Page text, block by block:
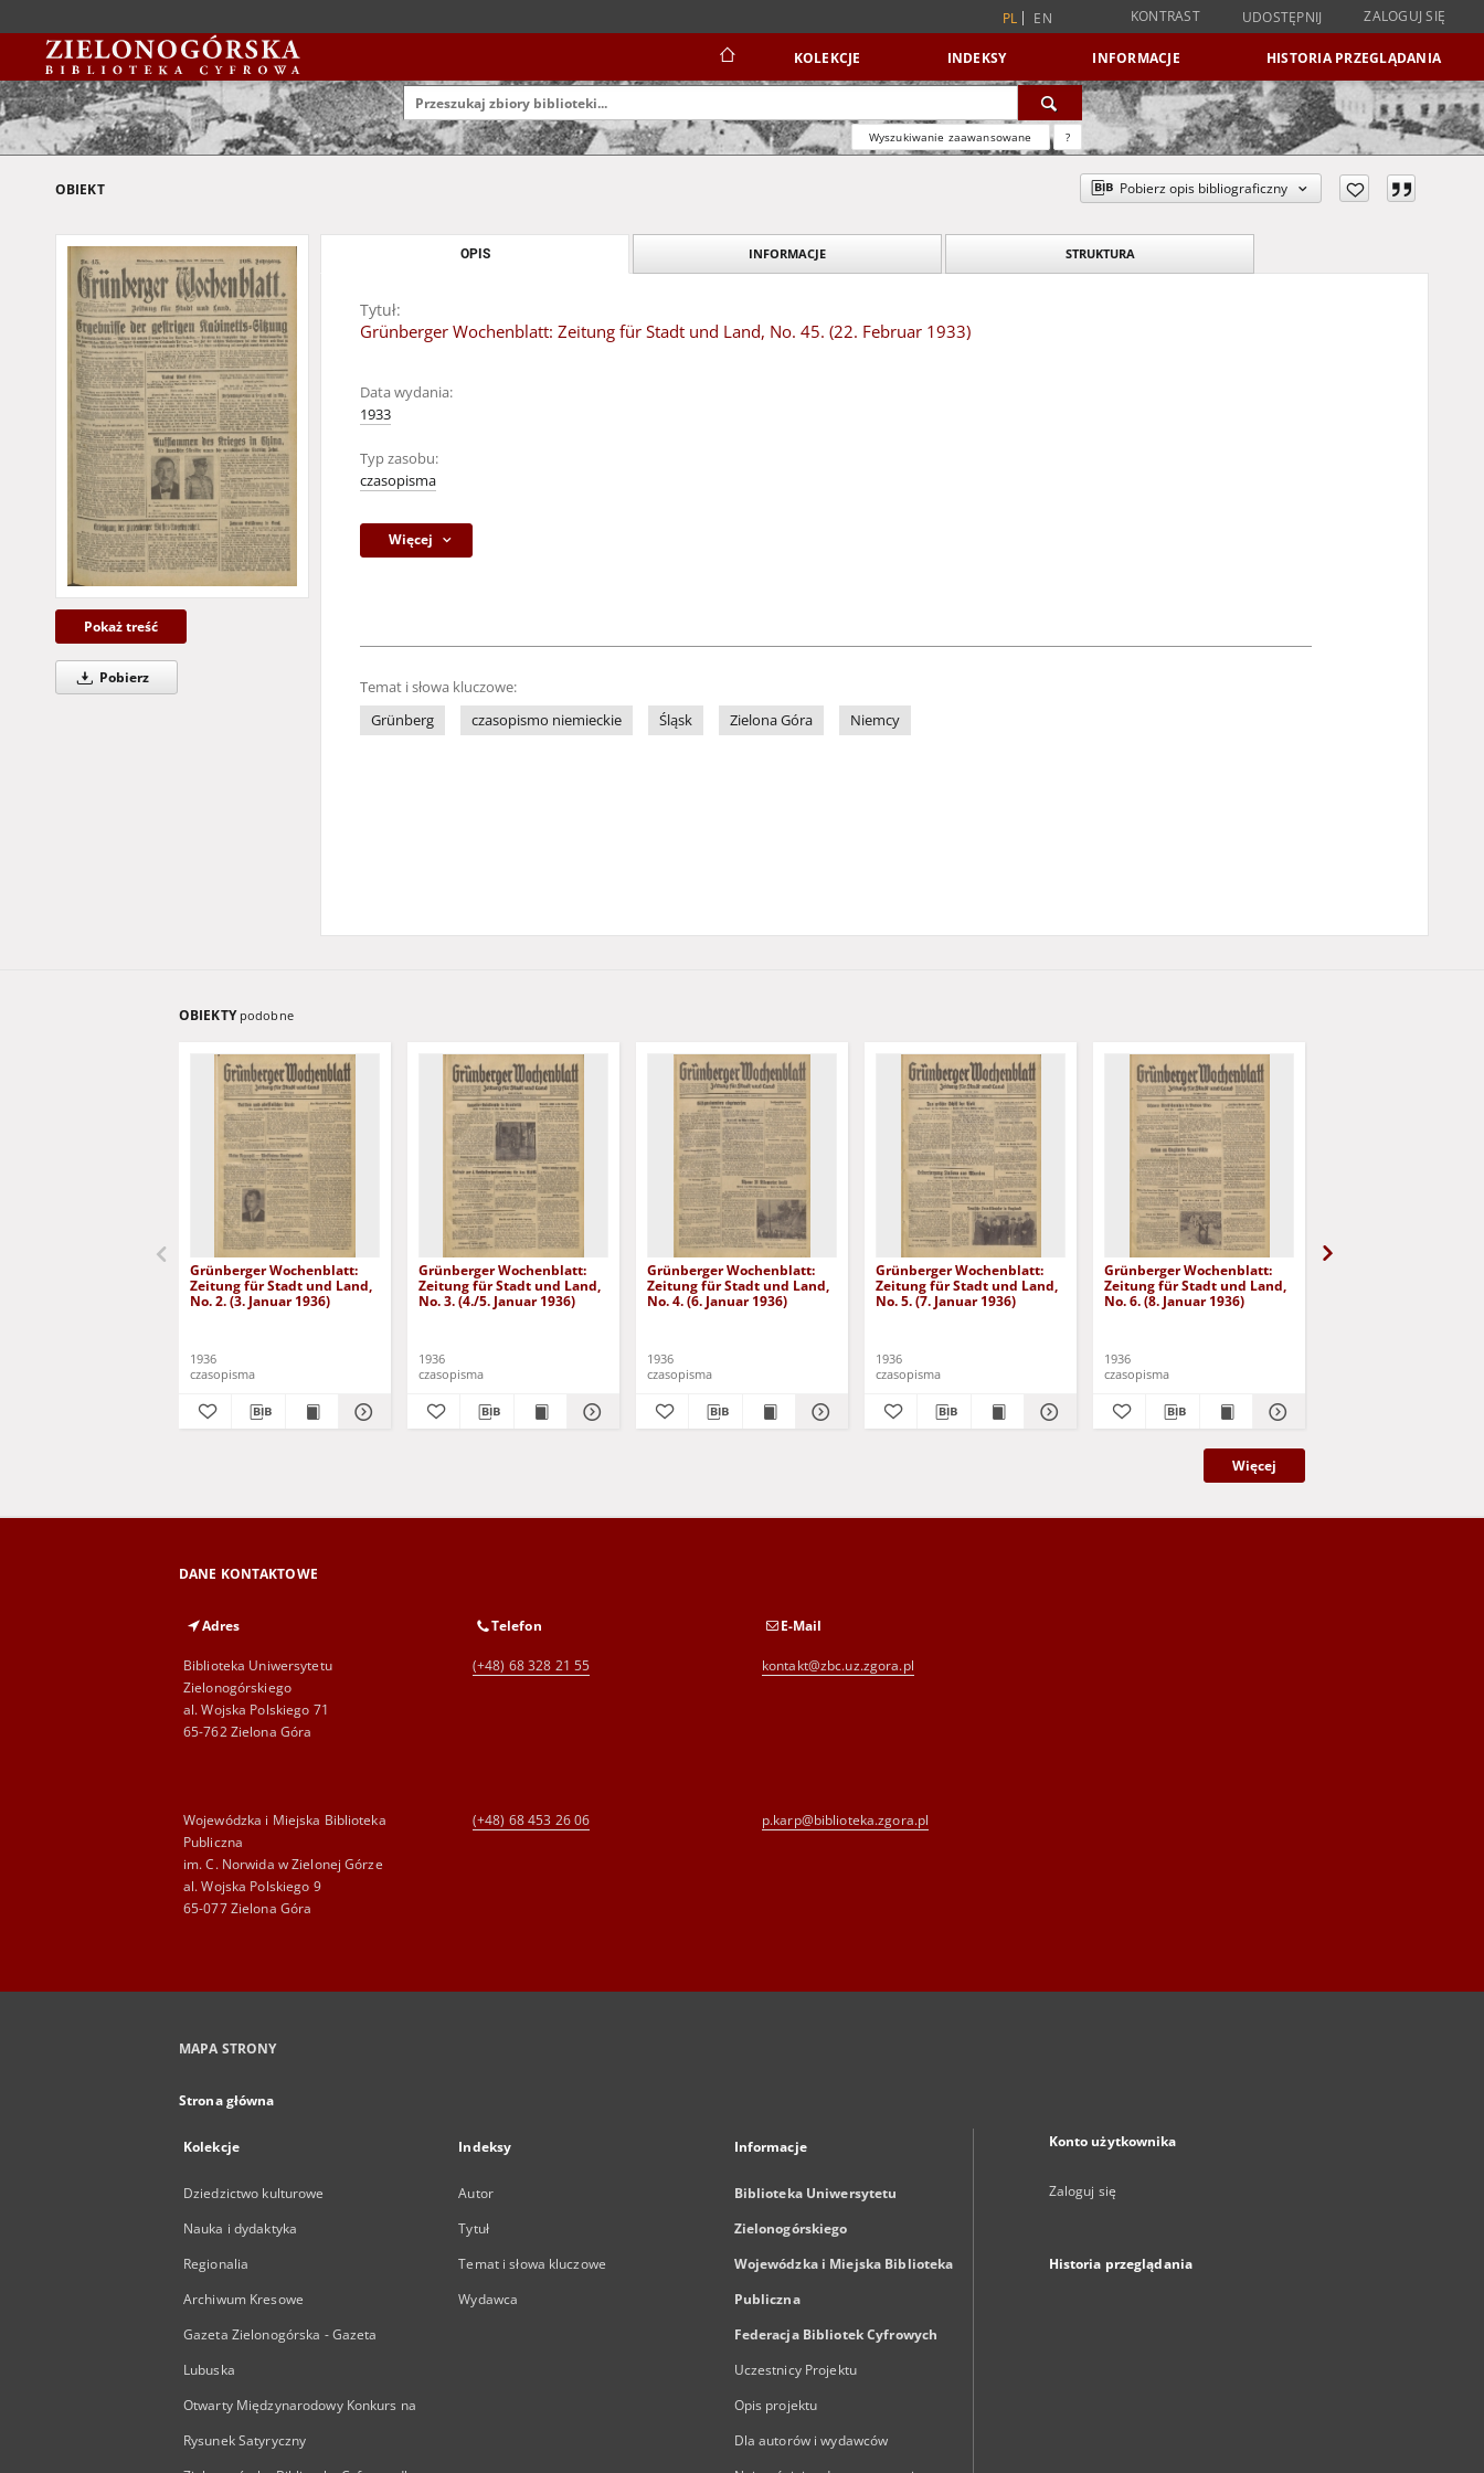
PL EN KONTRAST UDOSTĘPNIJ ZALOGUJ SIĘ
KOLEKCJE INDEKSY INFORMACJE HISTORIA PRZEGLĄDANIA
Wyszukiwanie zaawansowane ?
OBIEKT Pobierz opis bibliograficzny
Pokaż treść
Pobierz
OPIS INFORMACJE STRUKTURA
Tytuł:
Grünberger Wochenblatt: Zeitung für Stadt und Land, No. 45. (22. Februar 1933)
Data wydania:
1933
Typ zasobu:
czasopisma
Więcej
Temat i słowa kluczowe:
Grünberg
czasopismo niemieckie Śląsk Zielona Góra Niemcy
OBIEKTY podobne
Grünberger Wochenblatt:
Zeitung für Stadt und Land,
No. 2. (3. Januar 1936)
1936
czasopisma
Grünberger Wochenblatt:
Zeitung für Stadt und Land,
No. 3. (4./5. Januar 1936)
1936
czasopisma
Grünberger Wochenblatt:
Zeitung für Stadt und Land,
No. 4. (6. Januar 1936)
1936
czasopisma
Grünberger Wochenblatt:
Zeitung für Stadt und Land,
No. 5. (7. Januar 1936)
1936
czasopisma
Grünberger Wochenblatt:
Zeitung für Stadt und Land,
No. 6. (8. Januar 1936)
1936
czasopisma
Więcej
DANE KONTAKTOWE
Adres
Biblioteka Uniwersytetu
Zielonogórskiego
al. Wojska Polskiego 71
65-762 Zielona Góra
Telefon
(+48) 68 328 21 55
E-Mail
kontakt@zbc.uz.zgora.pl
Wojewódzka i Miejska Biblioteka
Publiczna
im. C. Norwida w Zielonej Górze
al. Wojska Polskiego 9
65-077 Zielona Góra
(+48) 68 453 26 06 p.karp@biblioteka.zgora.pl
MAPA STRONY
Strona główna
Kolekcje
Dziedzictwo kulturowe
Nauka i dydaktyka
Regionalia
Archiwum Kresowe
Gazeta Zielonogórska - Gazeta
Lubuska
Otwarty Międzynarodowy Konkurs na
Rysunek Satyryczny
Indeksy
Autor
Tytuł
Temat i słowa kluczowe
Wydawca
Informacje
Biblioteka Uniwersytetu
Zielonogórskiego
Wojewódzka i Miejska Biblioteka
Publiczna
Federacja Bibliotek Cyfrowych
Uczestnicy Projektu
Opis projektu
Dla autorów i wydawców
Konto użytkownika
Zaloguj się
Historia przeglądania